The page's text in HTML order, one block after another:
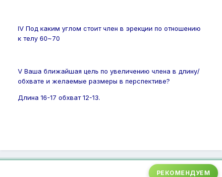
IV Под каким углом стоит член в эрекции по отношению
к телу 60~70
V Ваша ближайшая цель по увеличению члена в длину/
обхвате и желаемые размеры в перспективе?
Длина 16-17 обхват 12-13.
РЕКОМЕНДУЕМ